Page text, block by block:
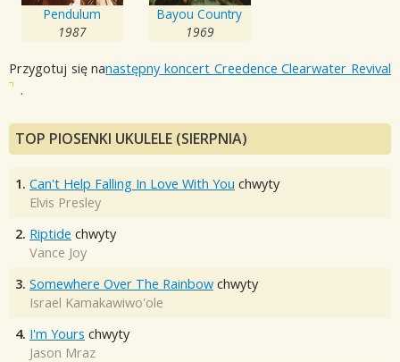
Pendulum
1987
Bayou Country
1969
Przygotuj się nanastępny koncert Creedence Clearwater Revival
.
TOP PIOSENKI UKULELE (SIERPNIA)
1. Can't Help Falling In Love With You chwyty
Elvis Presley
2. Riptide chwyty
Vance Joy
3. Somewhere Over The Rainbow chwyty
Israel Kamakawiwo'ole
4. I'm Yours chwyty
Jason Mraz